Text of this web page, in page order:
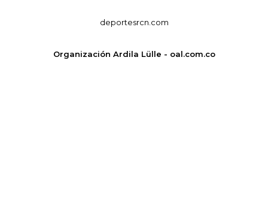
deportesrcn.com
Organización Ardila Lülle - oal.com.co